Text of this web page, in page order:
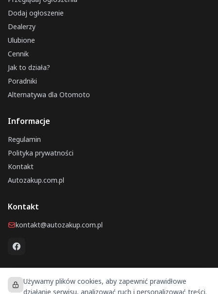
Dodaj ogłoszenie
Dealerzy
Ulubione
Cennik
Jak to działa?
Poradniki
Alternatywa dla Otomoto
Informacje
Regulamin
Polityka prywatności
Kontakt
Autozakup.com.pl
Kontakt
kontakt@autozakup.com.pl
Portal Autozakup © 2026 — Wszelkie prawa zastrzeżone
Używamy plików cookies, aby zapewnić prawidłowe
działanie serwisu, analizować ruch i personalizować treści.